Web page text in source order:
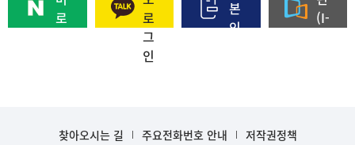
로
로
그
인
본
인
(I-
찾아오시는 길 주요전화번호 안내
저작권정책